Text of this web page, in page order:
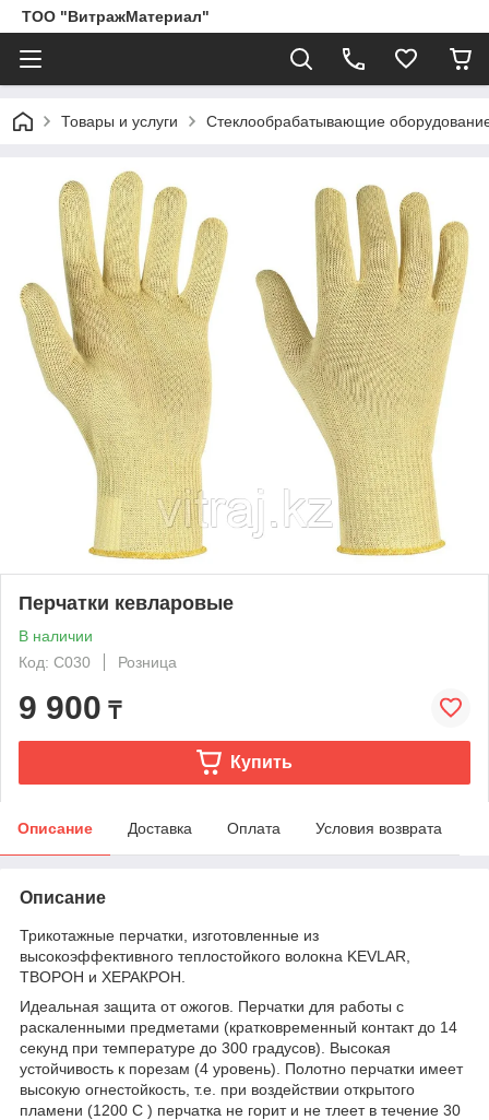
ТОО "ВитражМатериал"
Товары и услуги Стеклообрабатывающие
Перчатки кевларовые
В наличии
Код: С030
Розница
9 900 ₸
Купить
Описание Доставка Оплата Условия возврата
Описание
Трикотажные перчатки, изготовленные из
высокоэффективного теплостойкого волокна KEVLAR,
ТВОРОН и ХЕРАКРОН.
Идеальная защита от ожогов. Перчатки для работы с
раскаленными предметами (кратковременный контакт до 14
секунд при температуре до 300 градусов). Высокая
устойчивость к порезам (4 уровень). Полотно перчатки имеет
высокую огнестойкость, т.е. при воздействии открытого
пламени (1200 С ) перчатка не горит и не тлеет в течение 30